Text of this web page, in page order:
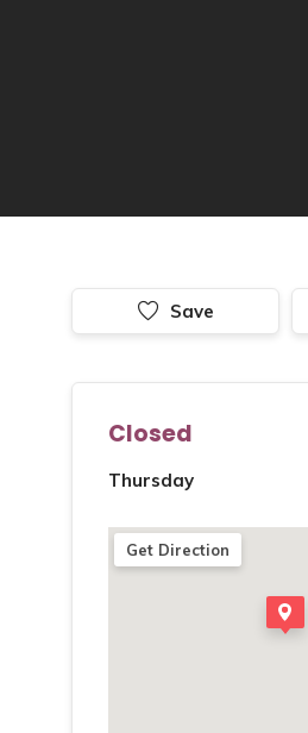
Save
Closed
Thursday
Get Direction